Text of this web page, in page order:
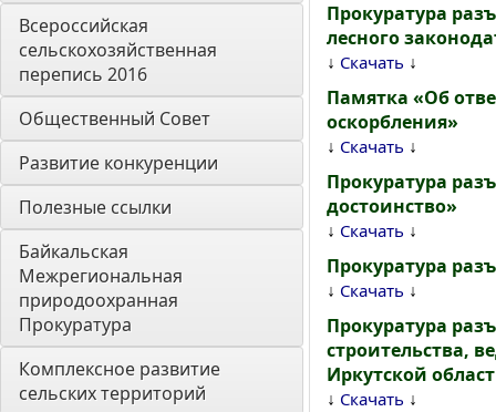
Всероссийская
сельскохозяйственная
перепись 2016
Общественный Совет
Развитие конкуренции
Полезные ссылки
Байкальская
Межрегиональная
природоохранная
Прокуратура
Комплексное развитие
сельских территорий
Прокуратура
лесного
↓ Скачать ↓
Памятка «Об
оскорбления»
↓ Скачать ↓
Прокуратура
достоинство»
↓ Скачать ↓
Прокуратура
↓ Скачать ↓
Прокуратура
строительства,
Иркутской
↓ Скачать ↓